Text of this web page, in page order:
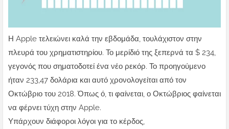
Η Apple τελειώνει καλά την εβδομάδα, τουλάχιστον στην
πλευρά του χρηματιστηρίου. Το μερίδιό της ξεπερνά τα $ 234,
γεγονός που σηματοδοτεί ένα νέο ρεκόρ. Το προηγούμενο
ήταν 233,47 δολάρια και αυτό χρονολογείται από τον
Οκτώβριο του 2018. Όπως ό, τι φαίνεται, ο Οκτώβριος φαίνεται
να φέρνει τύχη στην Apple.
Υπάρχουν διάφοροι λόγοι για το κέρδος,